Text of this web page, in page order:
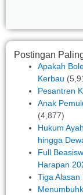
Postingan
Apakah
Kerbau
Pesantren
Anak
(4,877)
Hukum
hingga
Full
Harapan
Tiga